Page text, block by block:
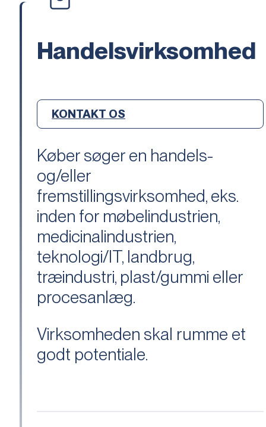
Handelsvirksomhed
KONTAKT OS
Køber søger en handels-
og/eller
fremstillingsvirksomhed, eks.
inden for møbelindustrien,
medicinalindustrien,
teknologi/IT, landbrug,
træindustri, plast/gummi eller
procesanlæg.
Virksomheden skal rumme et
godt potentiale.